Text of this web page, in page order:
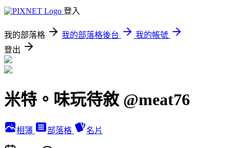
登入
我的部落格 我的部落格後台
我的帳號
登出
米特。味玩待敘 @meat76
相簿 部落格 名片